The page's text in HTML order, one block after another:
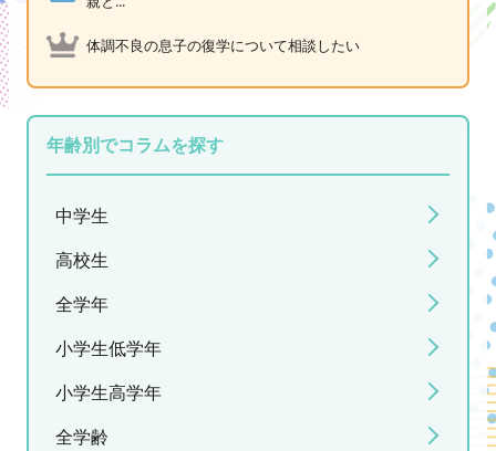
体調不良の息子の復学について相談したい
年齢別でコラムを探す
中学生
高校生
全学年
小学生低学年
小学生高学年
全学齢